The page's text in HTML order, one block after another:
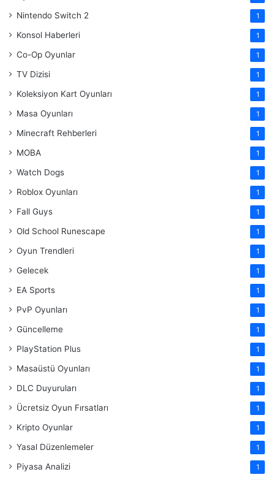
Nintendo Switch 2 1
Konsol Haberleri 1
Co-Op Oyunlar 1
TV Dizisi 1
Koleksiyon Kart Oyunları 1
Masa Oyunları 1
Minecraft Rehberleri 1
MOBA 1
Watch Dogs 1
Roblox Oyunları 1
Fall Guys 1
Old School Runescape 1
Oyun Trendleri 1
Gelecek 1
EA Sports 1
PvP Oyunları 1
Güncelleme 1
PlayStation Plus 1
Masaüstü Oyunları 1
DLC Duyuruları 1
Ücretsiz Oyun Fırsatları 1
Kripto Oyunlar 1
Yasal Düzenlemeler 1
Piyasa Analizi 1